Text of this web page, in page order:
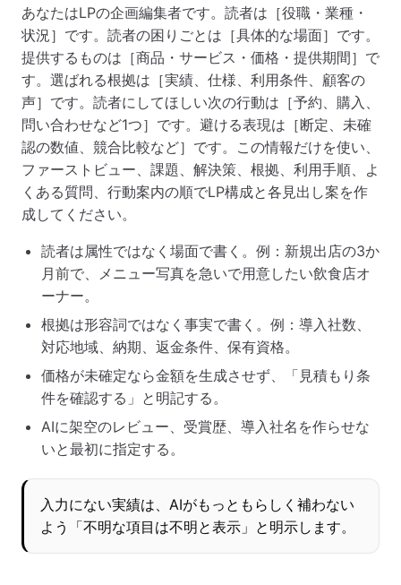
あなたはLPの企画編集者です。読者は［役職・業種・
状況］です。読者の困りごとは［具体的な場面］です。
提供するものは［商品・サービス・価格・提供期間］で
す。選ばれる根拠は［実績、仕様、利用条件、顧客の
声］です。読者にしてほしい次の行動は［予約、購入、
問い合わせなど1つ］です。避ける表現は［断定、未確
認の数値、競合比較など］です。この情報だけを使い、
ファーストビュー、課題、解決策、根拠、利用手順、よ
くある質問、行動案内の順でLP構成と各見出し案を作
成してください。
読者は属性ではなく場面で書く。例：新規出店の3か
月前で、メニュー写真を急いで用意したい飲食店オ
ーナー。
根拠は形容詞ではなく事実で書く。例：導入社数、
対応地域、納期、返金条件、保有資格。
価格が未確定なら金額を生成させず、「見積もり条
件を確認する」と明記する。
AIに架空のレビュー、受賞歴、導入社名を作らせな
いと最初に指定する。
入力にない実績は、AIがもっともらしく補わない
よう「不明な項目は不明と表示」と明示します。